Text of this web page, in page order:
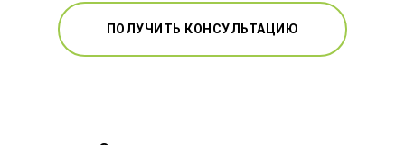
ПОЛУЧИТЬ КОНСУЛЬТАЦИЮ